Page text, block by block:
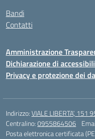
Bandi
Contatti
Amministrazione
Dichiarazione di
Privacy e protezione dei
Indirizzo:VIALE LIBERTA’, 151
Centralino:0955864506
Posta elettronica certificata